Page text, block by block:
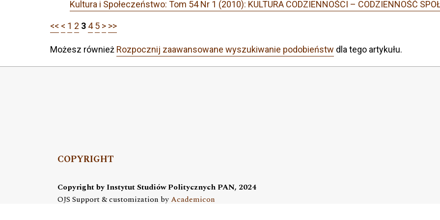
Kultura i Społeczeństwo: Tom 54 Nr 1 (2010): KULTURA CODZIENNOŚCI – CODZIENNOŚĆ
<< < 1 2 3 4 5 > >>
Możesz również Rozpocznij zaawansowane wyszukiwanie podobieństw dla tego artykułu.
COPYRIGHT
Copyright by Instytut Studiów Politycznych PAN, 2024
OJS Support & customization byAcademicon